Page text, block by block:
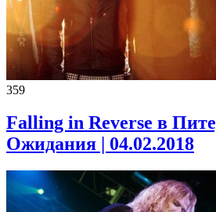
359
Falling in Reverse в
Ожидания | 04.02.2018